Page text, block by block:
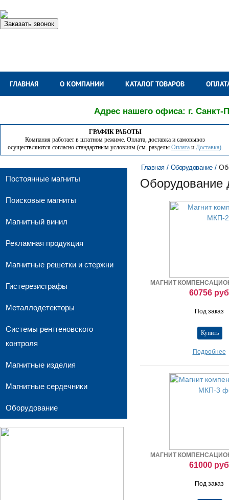
Заказать звонок
ГЛАВНАЯ О КОМПАНИИ КАТАЛОГ ТОВАРОВ
Адрес нашего офиса: г. Санкт-
ГРАФИК РАБОТЫ
Компания работает в штатном режиме. Оплата, доставка и самовывоз
осуществляются согласно стандартным условиям (см. разделы Оплатаи Доставка).
Постоянные магниты
Поисковые магниты
Магнитный винил
Рекламная продукция
Магнитные решетки и стержни
Гистерезисграфы
Металлодетекторы
Системы рентгеновского
контроля
Магнитные изделия
Магнитные сердечники
Оборудование
Главная/ Оборудование/
Оборудование
МАГНИТ
60756 руб
Под заказ
Подробнее
МАГНИТ
61000 руб
Под заказ